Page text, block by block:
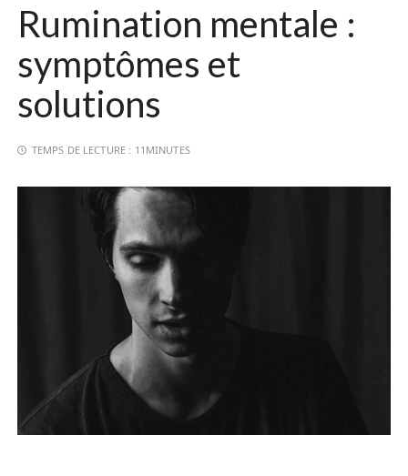
Rumination mentale :
symptômes et
solutions
TEMPS DE LECTURE : 11MINUTES